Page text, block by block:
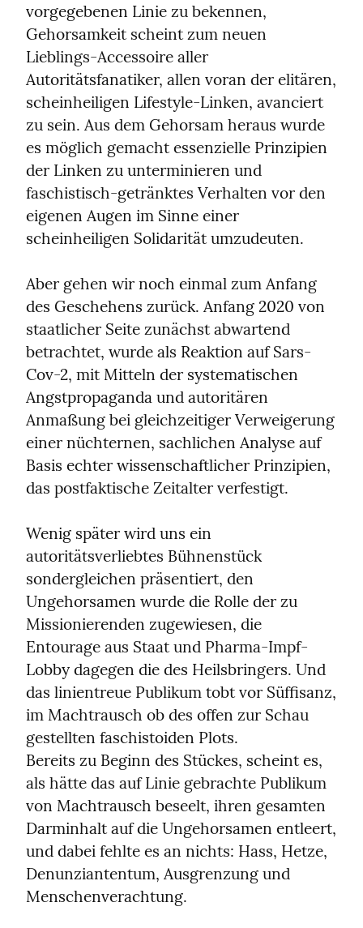
vorgegebenen Linie zu bekennen,
Gehorsamkeit scheint zum neuen
Lieblings-Accessoire aller
Autoritätsfanatiker, allen voran der elitären,
scheinheiligen Lifestyle-Linken, avanciert
zu sein. Aus dem Gehorsam heraus wurde
es möglich gemacht essenzielle Prinzipien
der Linken zu unterminieren und
faschistisch-getränktes Verhalten vor den
eigenen Augen im Sinne einer
scheinheiligen Solidarität umzudeuten.
Aber gehen wir noch einmal zum Anfang
des Geschehens zurück. Anfang 2020 von
staatlicher Seite zunächst abwartend
betrachtet, wurde als Reaktion auf Sars-
Cov-2, mit Mitteln der systematischen
Angstpropaganda und autoritären
Anmaßung bei gleichzeitiger Verweigerung
einer nüchternen, sachlichen Analyse auf
Basis echter wissenschaftlicher Prinzipien,
das postfaktische Zeitalter verfestigt.
Wenig später wird uns ein
autoritätsverliebtes Bühnenstück
sondergleichen präsentiert, den
Ungehorsamen wurde die Rolle der zu
Missionierenden zugewiesen, die
Entourage aus Staat und Pharma-Impf-
Lobby dagegen die des Heilsbringers. Und
das linientreue Publikum tobt vor Süffisanz,
im Machtrausch ob des offen zur Schau
gestellten faschistoiden Plots.
Bereits zu Beginn des Stückes, scheint es,
als hätte das auf Linie gebrachte Publikum
von Machtrausch beseelt, ihren gesamten
Darminhalt auf die Ungehorsamen entleert,
und dabei fehlte es an nichts: Hass, Hetze,
Denunziantentum, Ausgrenzung und
Menschenverachtung.